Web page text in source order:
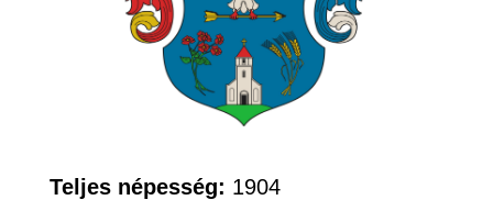
Teljes népesség: 1904